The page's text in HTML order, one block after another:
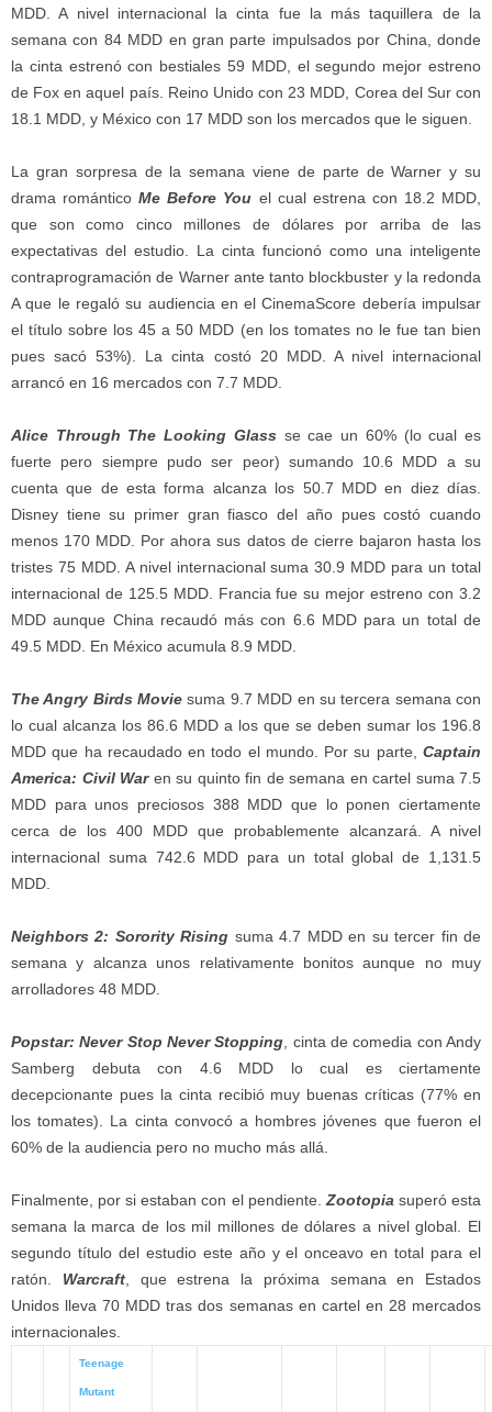
MDD. A nivel internacional la cinta fue la más taquillera de la
semana con 84 MDD en gran parte impulsados por China, donde
la cinta estrenó con bestiales 59 MDD, el segundo mejor estreno
de Fox en aquel país. Reino Unido con 23 MDD, Corea del Sur con
18.1 MDD, y México con 17 MDD son los mercados que le siguen.
La gran sorpresa de la semana viene de parte de Warner y su
drama románticoMe Before You el cual estrena con 18.2 MDD,
que son como cinco millones de dólares por arriba de las
expectativas del estudio. La cinta funcionó como una inteligente
contraprogramación de Warner ante tanto blockbuster y la redonda
A que le regaló su audiencia en el CinemaScore debería impulsar
el título sobre los 45 a 50 MDD (en los tomates no le fue tan bien
pues sacó 53%). La cinta costó 20 MDD. A nivel internacional
arrancó en 16 mercados con 7.7 MDD.
Alice Through The Looking Glass se cae un 60% (lo cual es
fuerte pero siempre pudo ser peor) sumando 10.6 MDD a su
cuenta que de esta forma alcanza los 50.7 MDD en diez días.
Disney tiene su primer gran fiasco del año pues costó cuando
menos 170 MDD. Por ahora sus datos de cierre bajaron hasta los
tristes 75 MDD. A nivel internacional suma 30.9 MDD para un total
internacional de 125.5 MDD. Francia fue su mejor estreno con 3.2
MDD aunque China recaudó más con 6.6 MDD para un total de
49.5 MDD. En México acumula 8.9 MDD.
The Angry Birds Moviesuma 9.7 MDD en su tercera semana con
lo cual alcanza los 86.6 MDD a los que se deben sumar los 196.8
MDD que ha recaudado en todo el mundo. Por su parte, Captain
America: Civil Waren su quinto fin de semana en cartel suma 7.5
MDD para unos preciosos 388 MDD que lo ponen ciertamente
cerca de los 400 MDD que probablemente alcanzará. A nivel
internacional suma 742.6 MDD para un total global de 1,131.5
MDD.
Neighbors 2: Sorority Rising suma 4.7 MDD en su tercer fin de
semana y alcanza unos relativamente bonitos aunque no muy
arrolladores 48 MDD.
Popstar: Never Stop Never Stopping , cinta de comedia con Andy
Samberg debuta con 4.6 MDD lo cual es ciertamente
decepcionante pues la cinta recibió muy buenas críticas (77% en
los tomates). La cinta convocó a hombres jóvenes que fueron el
60% de la audiencia pero no mucho más allá.
Finalmente, por si estaban con el pendiente. Zootopia superó esta
semana la marca de los mil millones de dólares a nivel global. El
segundo título del estudio este año y el onceavo en total para el
ratón. Warcraft, que estrena la próxima semana en Estados
Unidos lleva 70 MDD tras dos semanas en cartel en 28 mercados
internacionales.
Teenage
Mutant